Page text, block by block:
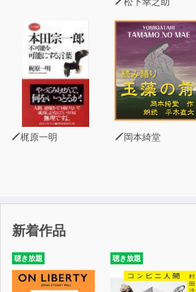
梶原一明 岡本綺堂
新着作品
聴き放題 聴き放題